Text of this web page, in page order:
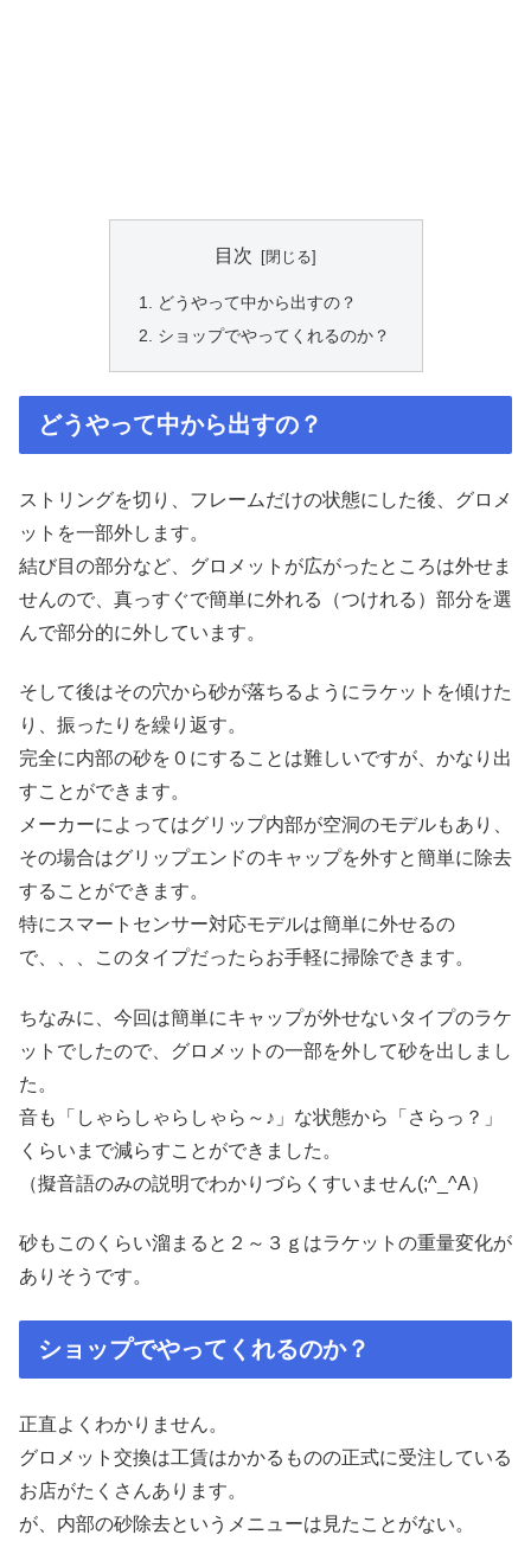
目次
どうやって中から出すの？
ショップでやってくれるのか？
どうやって中から出すの？
ストリングを切り、フレームだけの状態にした後、グロメ
ットを一部外します。
結び目の部分など、グロメットが広がったところは外せま
せんので、真っすぐで簡単に外れる（つけれる）部分を選
んで部分的に外しています。
そして後はその穴から砂が落ちるようにラケットを傾けた
り、振ったりを繰り返す。
完全に内部の砂を０にすることは難しいですが、かなり出
すことができます。
メーカーによってはグリップ内部が空洞のモデルもあり、
その場合はグリップエンドのキャップを外すと簡単に除去
することができます。
特にスマートセンサー対応モデルは簡単に外せるの
で、、、このタイプだったらお手軽に掃除できます。
ちなみに、今回は簡単にキャップが外せないタイプのラケ
ットでしたので、グロメットの一部を外して砂を出しまし
た。
音も「しゃらしゃらしゃら～♪」な状態から「さらっ？」
くらいまで減らすことができました。
（擬音語のみの説明でわかりづらくすいません(;^_^A）
砂もこのくらい溜まると２～３ｇはラケットの重量変化が
ありそうです。
ショップでやってくれるのか？
正直よくわかりません。
グロメット交換は工賃はかかるものの正式に受注している
お店がたくさんあります。
が、内部の砂除去というメニューは見たことがない。